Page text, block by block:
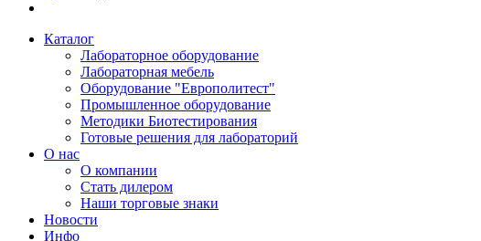
Каталог
Лабораторное оборудование
Лабораторная мебель
Оборудование "Европолитест"
Промышленное оборудование
Методики Биотестирования
Готовые решения для лабораторий
О нас
О компании
Стать дилером
Наши торговые знаки
Новости
Инфо